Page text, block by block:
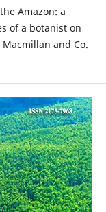
Amazon: a
of a botanist on
and Co.